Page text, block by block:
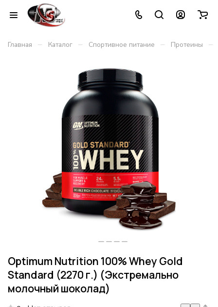
Главная – Каталог – Спортивное питание – Протеины –
Optimum Nutrition 100% Whey Gold
Standard (2270 г.) (Экстремально
молочный шоколад)